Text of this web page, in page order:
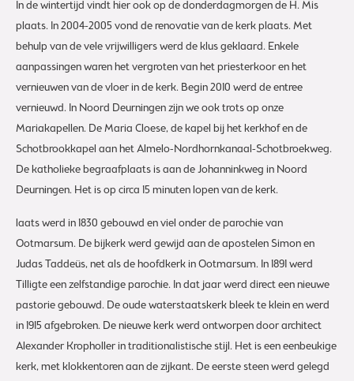
In de wintertijd vindt hier ook op de donderdagmorgen de H. Mis
plaats. In 2004-2005 vond de renovatie van de kerk plaats. Met
behulp van de vele vrijwilligers werd de klus geklaard. Enkele
aanpassingen waren het vergroten van het priesterkoor en het
vernieuwen van de vloer in de kerk. Begin 2010 werd de entree
vernieuwd. In Noord Deurningen zijn we ook trots op onze
Mariakapellen. De Maria Cloese, de kapel bij het kerkhof en de
Schotbrookkapel aan het Almelo-Nordhornkanaal-Schotbroekweg.
De katholieke begraafplaats is aan de Johanninkweg in Noord
Deurningen. Het is op circa 15 minuten lopen van de kerk.
laats werd in 1830 gebouwd en viel onder de parochie van
Ootmarsum. De bijkerk werd gewijd aan de apostelen Simon en
Judas Taddeüs, net als de hoofdkerk in Ootmarsum. In 1891 werd
Tilligte een zelfstandige parochie. In dat jaar werd direct een nieuwe
pastorie gebouwd. De oude waterstaatskerk bleek te klein en werd
in 1915 afgebroken. De nieuwe kerk werd ontworpen door architect
Alexander Kropholler in traditionalistische stijl. Het is een eenbeukige
kerk, met klokkentoren aan de zijkant. De eerste steen werd gelegd